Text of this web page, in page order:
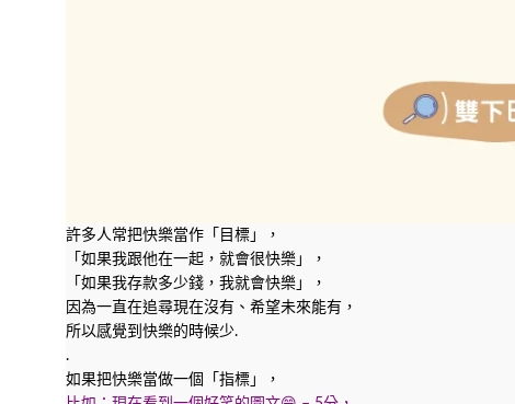
許多人常把快樂當作「目標」，
「如果我跟他在一起，就會很快樂」，
「如果我存款多少錢，我就會快樂」，
因為一直在追尋現在沒有、希望未來能有，
所以感覺到快樂的時候少.
.
如果把快樂當做一個「指標」，